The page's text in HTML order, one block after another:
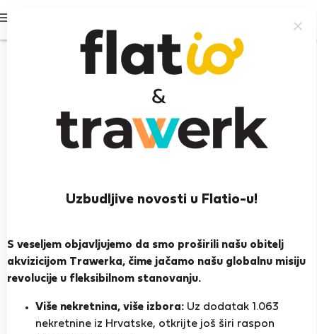
Uzbudljive novosti u Flatio-u!
S veseljem objavljujemo da smo proširili našu obitelj
akvizicijom Trawerka, čime jačamo našu globalnu misiju
revolucije u fleksibilnom stanovanju.
Više nekretnina, više izbora: Uz dodatak 1.063
nekretnine iz Hrvatske, otkrijte još širi raspon
Melanie K.
Istanbul
PRIKAŽI ŽIVOTOPIS
Ocjena i reference
0
Ponude
1